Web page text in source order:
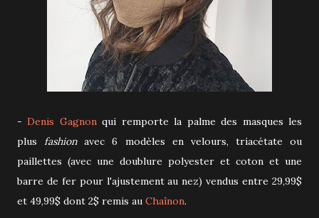
-Denis Gagnonqui remporte la palme des masques les
plusfashionavec 6 modèles en velours, triacétate ou
paillettes (avec une doublure polyester et coton et une
barre de fer pour l'ajustement au nez) vendus entre 29,99$
et 49,99$ dont 2$ remis au Chaînon.